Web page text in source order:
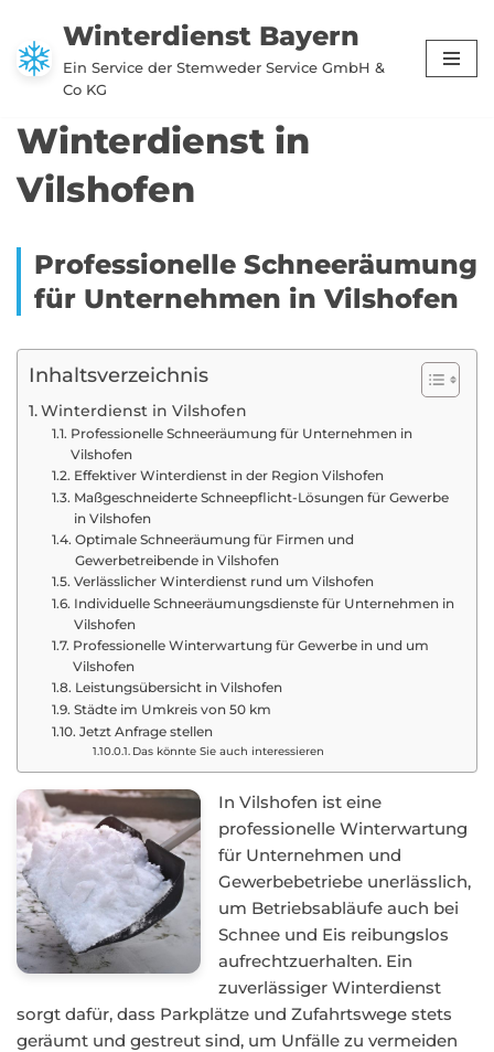
Zum
Inhalt
Winterdienst Bayern
Ein Service der Stemweder Service GmbH &
Co KG
Winterdienst in
Vilshofen
Professionelle Schneeräumung
für Unternehmen in Vilshofen
Inhaltsverzeichnis
Winterdienst in Vilshofen
Professionelle Schneeräumung für Unternehmen in
Vilshofen
Effektiver Winterdienst in der Region Vilshofen
Maßgeschneiderte Schneepflicht-Lösungen für Gewerbe
in Vilshofen
Optimale Schneeräumung für Firmen und
Gewerbetreibende in Vilshofen
Verlässlicher Winterdienst rund um Vilshofen
Individuelle Schneeräumungsdienste für Unternehmen in
Vilshofen
Professionelle Winterwartung für Gewerbe in und um
Vilshofen
Leistungsübersicht in Vilshofen
Städte im Umkreis von 50 km
Jetzt Anfrage stellen
Das könnte Sie auch interessieren
In Vilshofen ist eine
professionelle Winterwartung
für Unternehmen und
Gewerbebetriebe unerlässlich,
um Betriebsabläufe auch bei
Schnee und Eis reibungslos
aufrechtzuerhalten. Ein
zuverlässiger Winterdienst
sorgt dafür, dass Parkplätze und Zufahrtswege stets
geräumt und gestreut sind, um Unfälle zu vermeiden